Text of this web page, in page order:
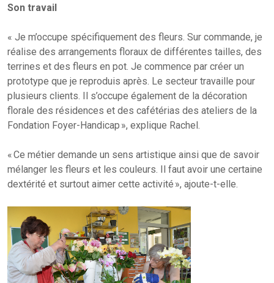
Son travail
« Je m’occupe spécifiquement des fleurs. Sur commande, je
réalise des arrangements floraux de différentes tailles, des
terrines et des fleurs en pot. Je commence par créer un
prototype que je reproduis après. Le secteur travaille pour
plusieurs clients. Il s’occupe également de la décoration
florale des résidences et des cafétérias des ateliers de la
Fondation Foyer-Handicap », explique Rachel.
« Ce métier demande un sens artistique ainsi que de savoir
mélanger les fleurs et les couleurs. Il faut avoir une certaine
dextérité et surtout aimer cette activité », ajoute-t-elle.